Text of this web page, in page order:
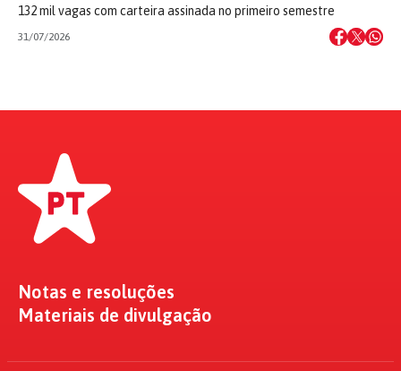
132 mil vagas com carteira assinada no primeiro semestre
31/07/2026
Notas e resoluções
Materiais de divulgação